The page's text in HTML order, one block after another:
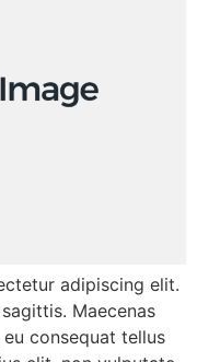
adipiscing elit.
Maecenas
consequat tellus